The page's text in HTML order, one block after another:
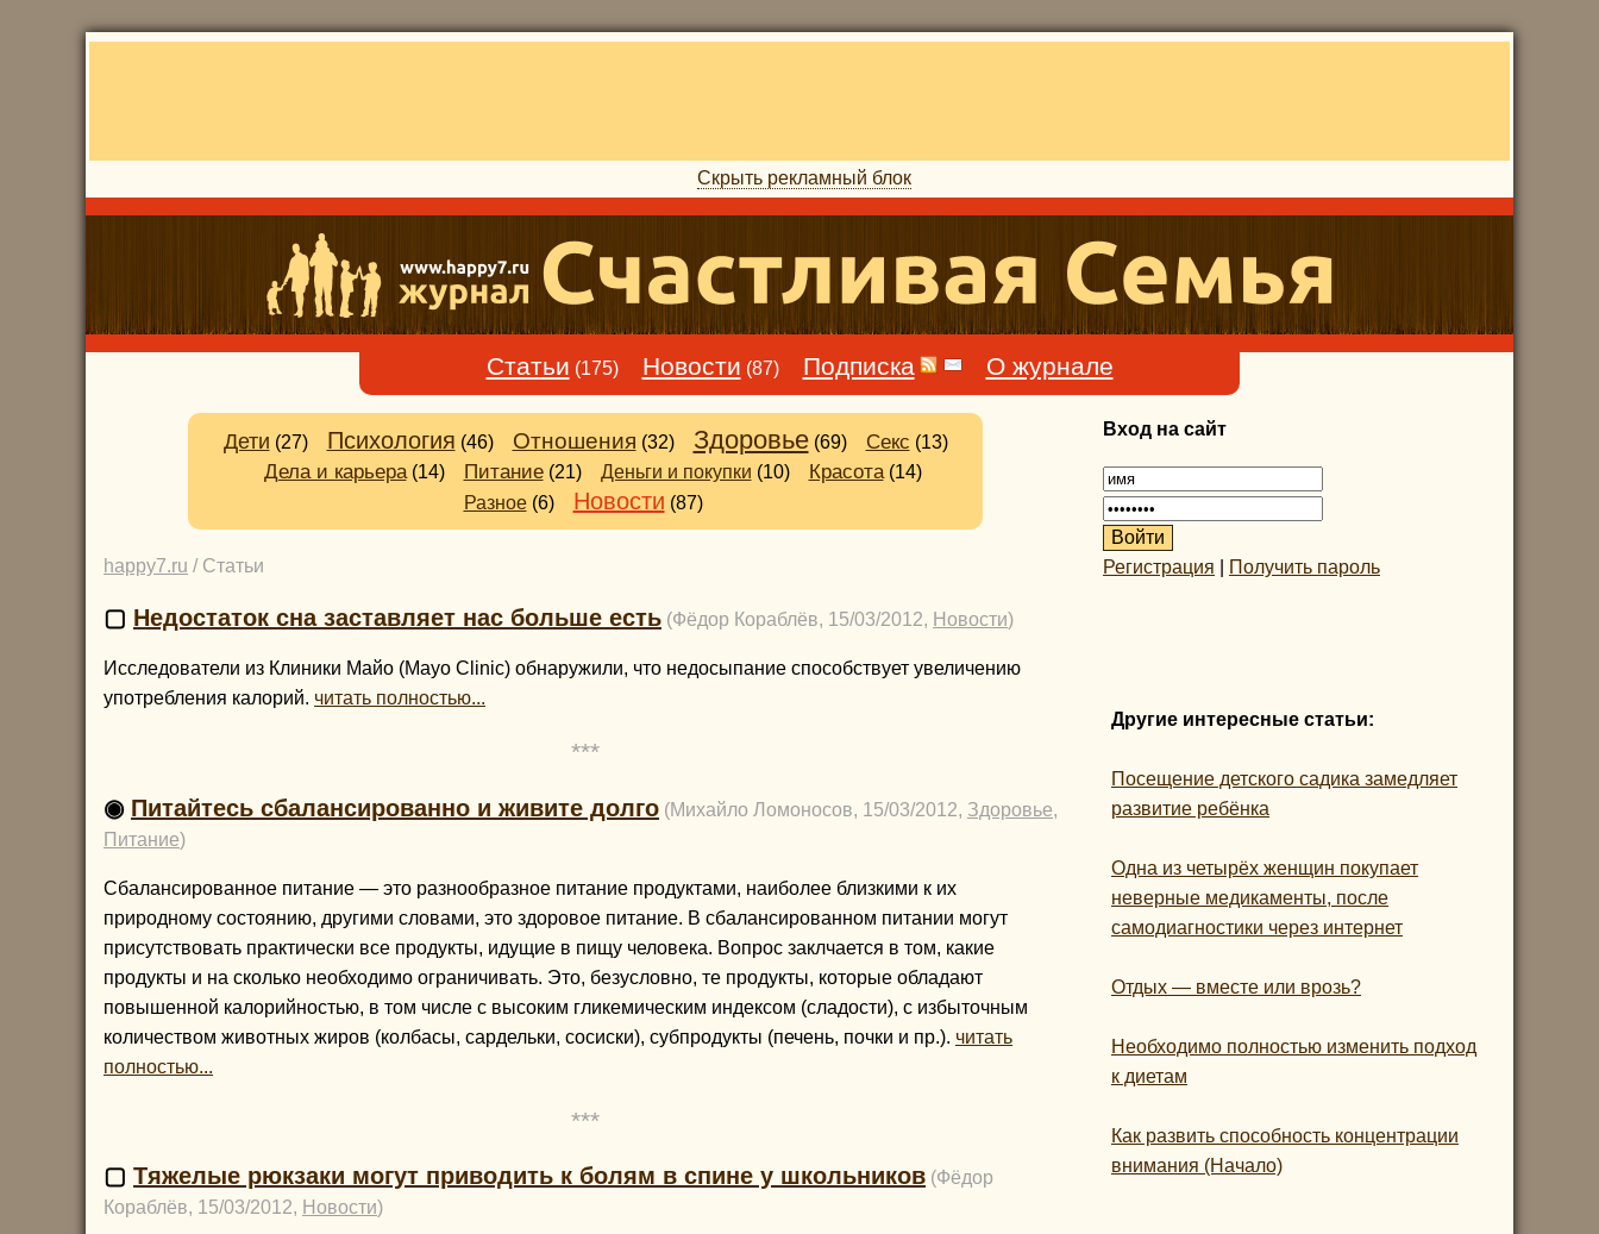
Скрыть рекламный блок
Статьи (175) Новости (87) Подписка О журнале
Дети (27) Психология (46) Отношения (32) Здоровье(69) Секс (13)
Дела и карьера(14) Питание(21) Деньги и покупки (10) Красота(14)
Разное(6) Новости (87)
happy7.ru / Статьи
▢ Недостаток сна заставляет нас больше есть (Фёдор Кораблёв, 15/03/2012, Новости)
Исследователи из Клиники Майо (Mayo Clinic) обнаружили, что недосыпание способствует увеличению
употребления калорий. читать полностью...
***
◉ Питайтесь сбалансированно и живите долго (Михайло Ломоносов, 15/03/2012, Здоровье,
Питание)
Сбалансированное питание — это разнообразное питание продуктами, наиболее близкими к их
природному состоянию, другими словами, это здоровое питание. В сбалансированном питании могут
присутствовать практически все продукты, идущие в пищу человека. Вопрос заклчается в том, какие
продукты и на сколько необходимо ограничивать. Это, безусловно, те продукты, которые обладают
повышенной калорийностью, в том числе с высоким гликемическим индексом (сладости), с избыточным
количеством животных жиров (колбасы, сардельки, сосиски), субпродукты (печень, почки и пр.). читать
полностью...
***
▢ Тяжелые рюкзаки могут приводить к болям в спине у школьников (Фёдор
Кораблёв, 15/03/2012, Новости)
Вход на сайт
Регистрация Получить пароль
Другие интересные статьи:
Посещение детского садика замедляет
развитие ребёнка
Одна из четырёх женщин покупает
неверные медикаменты, после
самодиагностики через интернет
Отдых — вместе или врозь?
Необходимо полностью изменить подход
к диетам
Как развить способность концентрации
внимания (Начало)